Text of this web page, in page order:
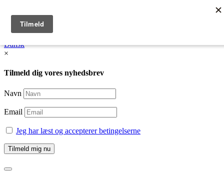
Dansk /
English
Dansk
×
Tilmeld dig vores nyhedsbrev
Navn
Email
Jeg har læst og accepterer betingelserne